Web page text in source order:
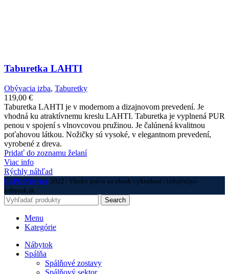
Taburetka LAHTI
Obývacia izba, Taburetky
119,00 €
Taburetka LAHTI je v modernom a dizajnovom prevedení. Je
vhodná ku atraktívnemu kreslu LAHTI. Taburetka je vyplnená PUR
penou v spojení s vlnovcovou pružinou. Je čalúnená kvalitnou
poťahovou látkou. Nožičky sú vysoké, v elegantnom prevedení,
vyrobené z dreva.
Pridať do zoznamu želaní
Viac info
Rýchly náhľad
ELPO Nábytok 2022 | Všetky práva na obsah vyhradené | info@elpo-
nabytok.sk
Search
Menu
Kategórie
Nábytok
Spálňa
Spálňové zostavy
Spálňový sektor